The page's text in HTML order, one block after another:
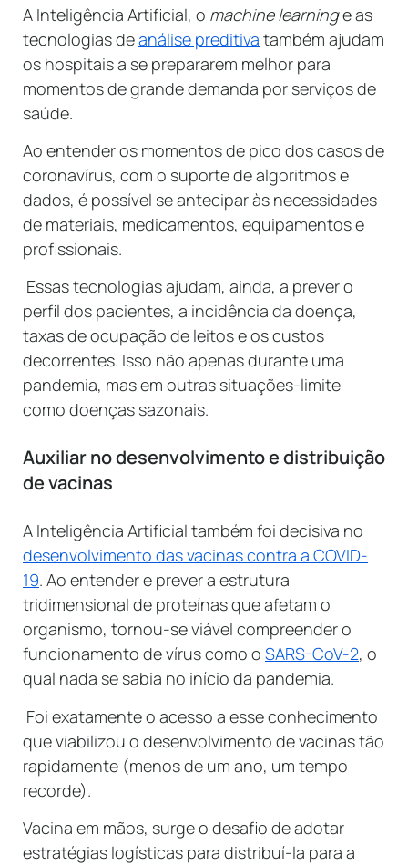
A Inteligência Artificial, o machine learninge as
tecnologias deanálise preditiva também ajudam
os hospitais a se prepararem melhor para
momentos de grande demanda por serviços de
saúde.
Ao entender os momentos de pico dos casos de
coronavírus, com o suporte de algoritmos e
dados, é possível se antecipar às necessidades
de materiais, medicamentos, equipamentos e
profissionais.
Essas tecnologias ajudam, ainda, a prever o
perfil dos pacientes, a incidência da doença,
taxas de ocupação de leitos e os custos
decorrentes. Isso não apenas durante uma
pandemia, mas em outras situações-limite
como doenças sazonais.
Auxiliar no desenvolvimento e distribuição
de vacinas
A Inteligência Artificial também foi decisiva no
desenvolvimento das vacinas contra a COVID-
19. Ao entender e prever a estrutura
tridimensional de proteínas que afetam o
organismo, tornou-se viável compreender o
funcionamento de vírus como o SARS-CoV-2, o
qual nada se sabia no início da pandemia.
Foi exatamente o acesso a esse conhecimento
que viabilizou o desenvolvimento de vacinas tão
rapidamente (menos de um ano, um tempo
recorde).
Vacina em mãos, surge o desafio de adotar
estratégias logísticas para distribuí-la para a